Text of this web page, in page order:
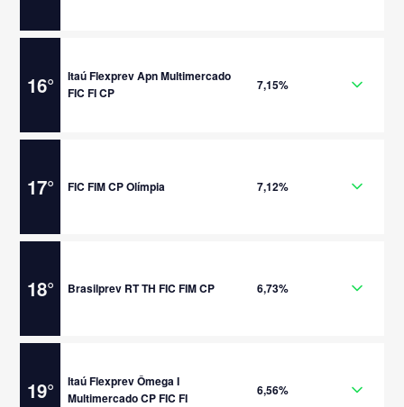
16°
Itaú Flexprev Apn Multimercado
FIC FI CP
7,15%
17° FIC FIM CP Olímpia 7,12%
18° Brasilprev RT TH FIC FIM CP 6,73%
19°
Itaú Flexprev Ômega I
Multimercado CP FIC FI
6,56%